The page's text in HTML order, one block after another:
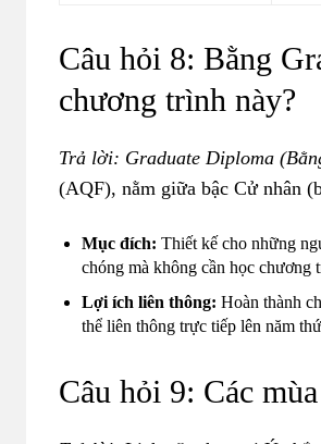
Câu hỏi 8: Bằng
chương trình này?
Trả lời: Graduate Diploma
(AQF), nằm giữa bậc Cử nhân
Mục đích: Thiết kế cho những
chóng mà không cần học chương
Lợi ích liên thông: Hoàn thành
thể liên thông trực tiếp lên năm
Câu hỏi 9: Các